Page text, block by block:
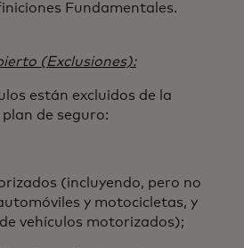
Fundamentales.
(Exclusiones):
están excluidos de la
de seguro:
(incluyendo, pero no
y motocicletas, y
vehículos motorizados);